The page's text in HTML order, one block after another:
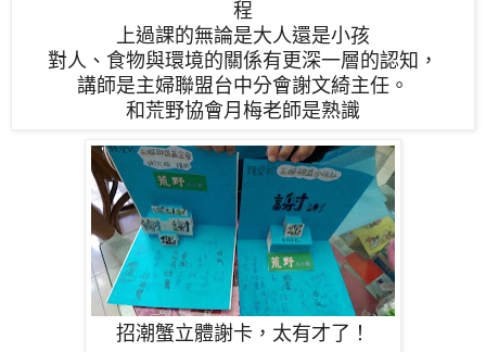
程
上過課的無論是大人還是小孩
對人、食物與環境的關係有更深一層的認知，
講師是主婦聯盟台中分會謝文綺主任 。
和荒野協會月梅老師是熟識
招潮蟹立體謝卡，太有才了！